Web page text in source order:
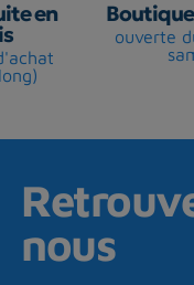
en
ouverte
nous